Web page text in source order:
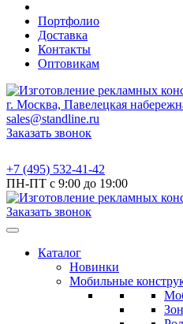
Портфолио
Доставка
Контакты
Оптовикам
г. Москва, Павелецкая
sales@standline.ru
Заказать звонок
+7 (495) 532-41-42
ПН-ПТ с 9:00 до 19:00
Заказать звонок
Каталог
Новинки
Мобильные